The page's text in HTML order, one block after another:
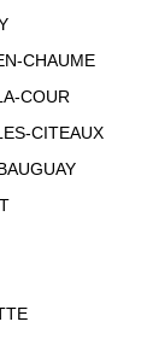
CHAUME
COUR
CITEAUX